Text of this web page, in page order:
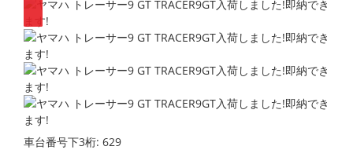
車台番号下3桁: 629